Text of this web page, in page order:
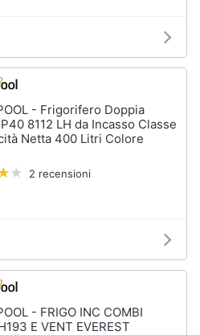
- Frigorifero Doppia
8112 LH da Incasso Classe
Netta 400 Litri Colore
2 recensioni
- FRIGO INC COMBI
E VENT EVEREST